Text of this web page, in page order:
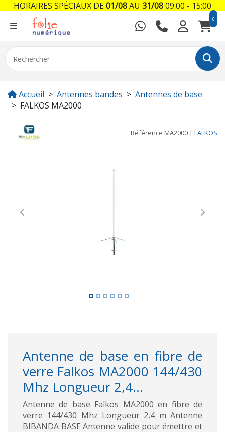
0
Accueil Antennes bandes
Antennes de base
FALKOS MA2000
Référence MA2000 | FALKOS
Previous Next
Antenne de base en fibre de
verre Falkos MA2000 144/430
Mhz Longueur 2,4...
Antenne de base Falkos MA2000 en fibre de
verre 144/430 Mhz Longueur 2,4 m Antenne
BIBANDA BASE Antenne valide pour émettre et
HORAIRES SPÉCIAUX DE01/08AU 31/0809:00 - 15:00